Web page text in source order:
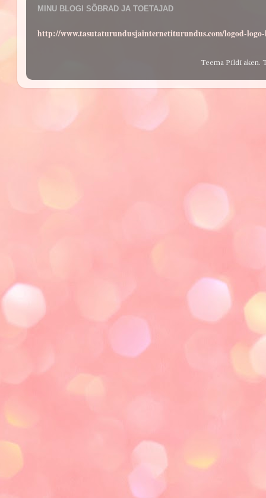
MINU BLOGI SÕBRAD JA TOETAJAD
http://www.tasutaturundusjainternetiturundus.com/logod-
Teema Pildi aken.